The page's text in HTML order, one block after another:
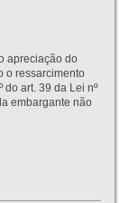
apreciação do
o ressarcimento
art. 39 da Lei nº
embargante não